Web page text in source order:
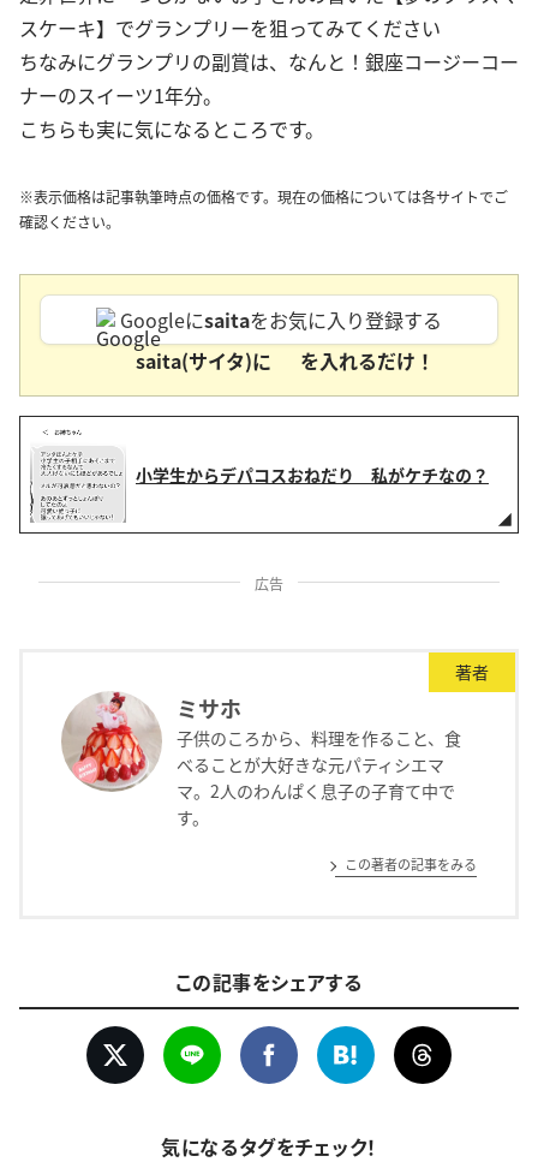
スケーキ】でグランプリーを狙ってみてください
ちなみにグランプリの副賞は、なんと！銀座コージーコー
ナーのスイーツ1年分。
こちらも実に気になるところです。
※表示価格は記事執筆時点の価格です。現在の価格については各サイトでご
確認ください。
Googleにsaitaをお気に入り登録する
saita(サイタ)に
を入れるだけ！
小学生からデパコスおねだり 私がケチなの？
広告
著者
ミサホ
子供のころから、料理を作ること、食
べることが大好きな元パティシエマ
マ。2人のわんぱく息子の子育て中で
す。
この著者の記事をみる
この記事をシェアする
気になるタグをチェック！